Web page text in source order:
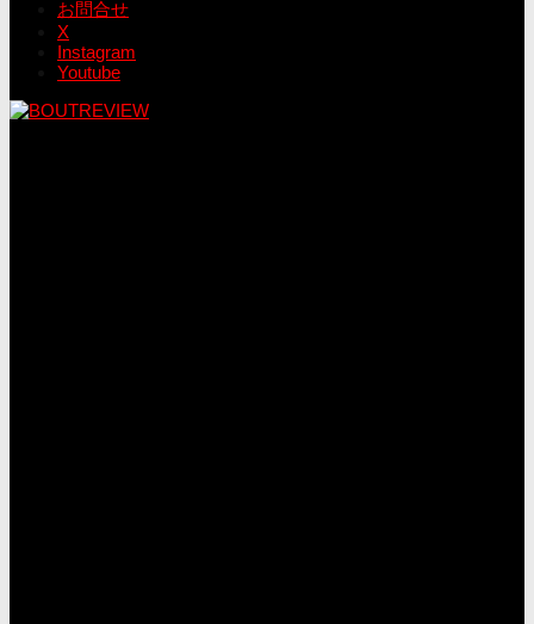
お問合せ
X
Instagram
Youtube